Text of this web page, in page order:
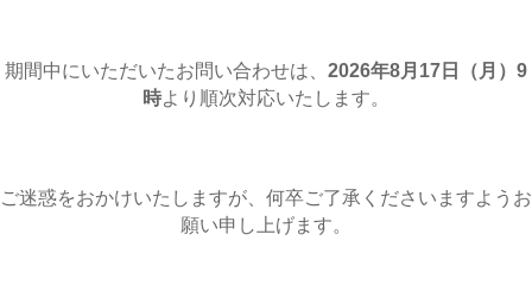
期間中にいただいたお問い合わせは、 2026年8月17日（月 ）9
時より順次対応いたします。
ご迷惑をおかけいたしますが、何卒ご了承くださいますようお
願い申し上げます。